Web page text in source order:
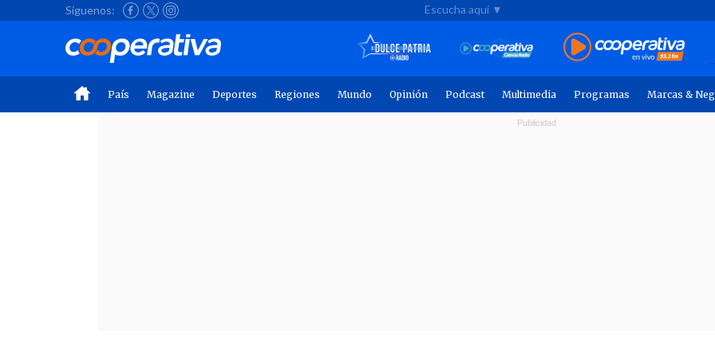
Síguenos: Escucha aquí ▼
País Magazine Deportes Regiones Mundo Opinión Podcast Multimedia Programas Marcas &